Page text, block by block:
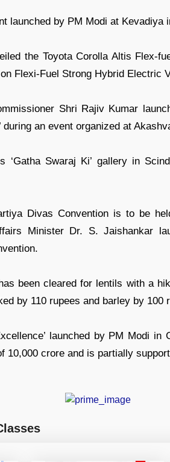
launched by PM Modi at Kevadiya
the Toyota Corolla Altis Flex-
Flexi-Fuel Strong Hybrid Electric
Shri Rajiv Kumar
during an event organized at
‘Gatha Swaraj Ki’ gallery in
Divas Convention is to be
Minister Dr. S. Jaishankar
been cleared for lentils with a
by 110 rupees and barley by 100
launched by PM Modi in
10,000 crore and is partially